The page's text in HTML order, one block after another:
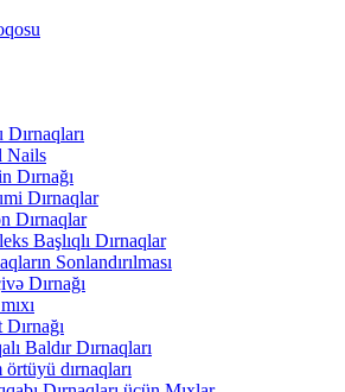
Dırnaqları
Nails
Dırnağı
Dırnaqlar
Dırnaqlar
Başlıqlı Dırnaqlar
Sonlandırılması
Dırnağı
Dırnağı
Baldır Dırnaqları
örtüyü dırnaqları